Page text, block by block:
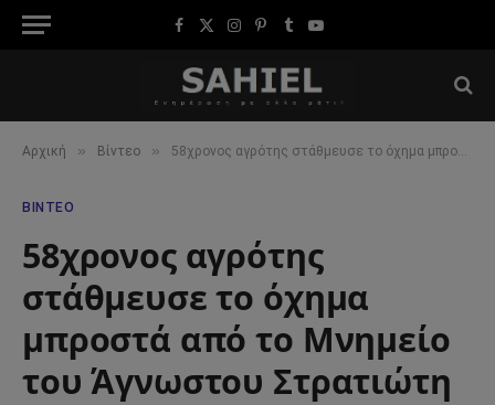
Facebook
X
Instagram
Pinterest
TumblrYouTube
Αρχική » Βίντεο » 58χρονος αγρότης στάθμευσε το όχημα μπροστά από το Μνημείο του Άγνωστου Στρατιώτη
ΒΊΝΤΕΟ
58χρονος αγρότης
στάθμευσε το όχημα
μπροστά από το Μνημείο
του Άγνωστου Στρατιώτη